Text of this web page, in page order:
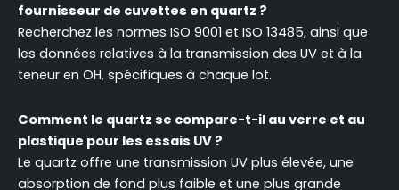
fournisseur de cuvettes en quartz ?
Recherchez les normes ISO 9001 et ISO 13485, ainsi que
les données relatives à la transmission des UV et à la
teneur en OH, spécifiques à chaque lot.
Comment le quartz se compare-t-il au verre et au
plastique pour les essais UV ?
Le quartz offre une transmission UV plus élevée, une
absorption de fond plus faible et une plus grande